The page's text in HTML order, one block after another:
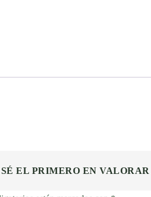
SÉ EL PRIMERO EN